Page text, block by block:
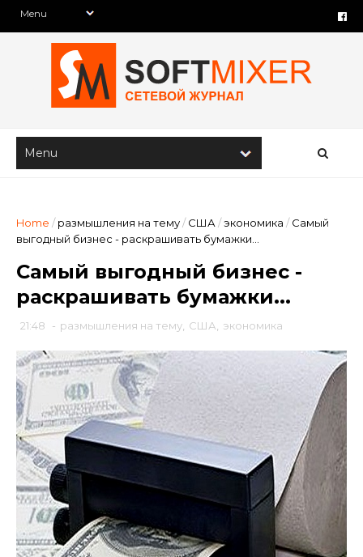
Home / размышления на тему/ США /экономика / Самый
выгодный бизнес - раскрашивать бумажки...
Самый выгодный бизнес -
раскрашивать бумажки...
21:48 - размышления на тему США экономика